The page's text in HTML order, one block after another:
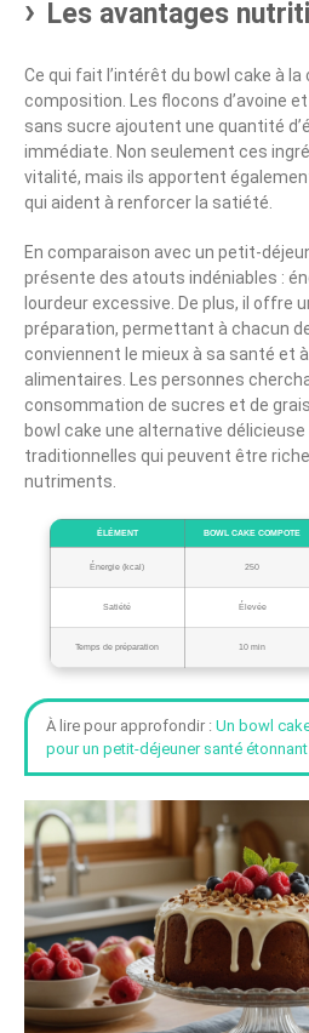
Les avantages
Ce qui fait l’intérêt du bowl cake à
composition. Les flocons d’avoine
sans sucre ajoutent une quantité
immédiate. Non seulement ces
vitalité, mais ils apportent
qui aident à renforcer la satiété.
En comparaison avec un petit-
présente des atouts indéniables :
lourdeur excessive. De plus, il offre
préparation, permettant à chacun
conviennent le mieux à sa santé et
alimentaires. Les personnes
consommation de sucres et de
bowl cake une alternative
traditionnelles qui peuvent être
nutriments.
ÉLÉMENT BOWL CAKE COMPOTE
Énergie (kcal) 250
Satiété Élevée
Temps de préparation 10 min
À lire pour approfondir : Un bowl
pour un petit-déjeuner santé étonnant